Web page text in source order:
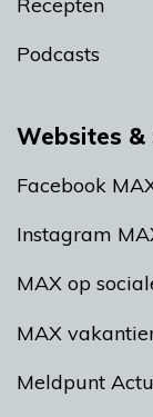
Podcasts
Websites &
Facebook
Instagram
MAX op
MAX
Meldpunt